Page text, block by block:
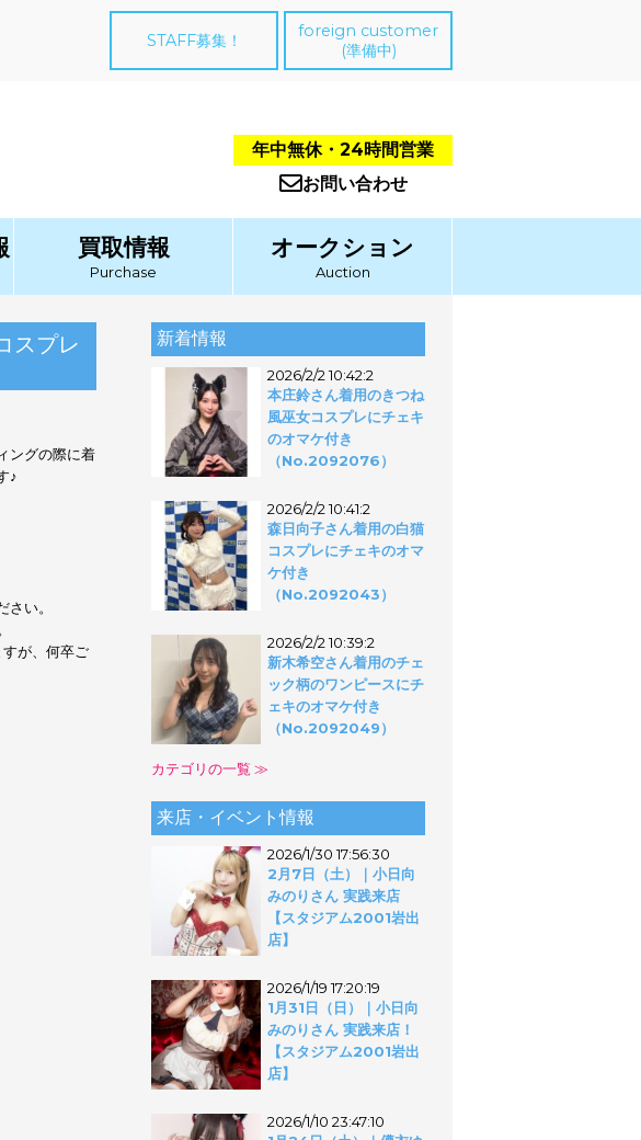
STAFF募集！
foreign customer
(準備中)
年中無休・24時間営業
お問い合わせ
買取情報
Purchase
オークション
Auction
スプレ
ングの際に着
♪
い。
が、何卒ご
新着情報
2026/2/2 10:42:2
本庄鈴さん着用のきつね
風巫女コスプレにチェキ
のオマケ付き
（No.2092076）
2026/2/2 10:41:2
森日向子さん着用の白猫
コスプレにチェキのオマ
ケ付き
（No.2092043）
2026/2/2 10:39:2
新木希空さん着用のチェ
ック柄のワンピースにチ
ェキのオマケ付き
（No.2092049）
カテゴリの一覧 ≫
来店・イベント情報
2026/1/30 17:56:30
2月7日（土）｜小日向
みのりさん 実践来店
【スタジアム2001岩出
店】
2026/1/19 17:20:19
1月31日（日）｜小日向
みのりさん 実践来店！
【スタジアム2001岩出
店】
2026/1/10 23:47:10